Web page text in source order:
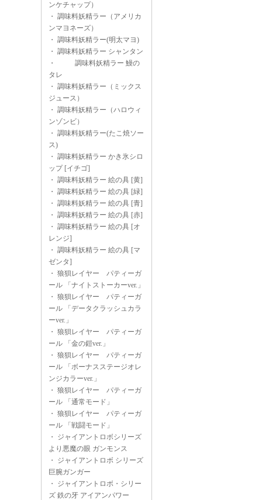
ンケチャップ）
・ 調味料妖精ラー（アメリカ
ンマヨネーズ）
・ 調味料妖精ラー(明太マヨ)
・ 調味料妖精ラー シャンタン
・
調味料妖精ラー 鰻の
タレ
・ 調味料妖精ラー（ミックス
ジュース）
・ 調味料妖精ラー（ハロウィ
ンゾンビ）
・ 調味料妖精ラー(たこ焼ソー
ス)
・ 調味料妖精ラー かき氷シロ
ップ [イチゴ]
・ 調味料妖精ラー 絵の具 [黄]
・ 調味料妖精ラー 絵の具 [緑]
・ 調味料妖精ラー 絵の具 [青]
・ 調味料妖精ラー 絵の具 [赤]
・ 調味料妖精ラー 絵の具 [オ
レンジ]
・ 調味料妖精ラー 絵の具 [マ
ゼンタ]
・ 狼狽レイヤー パティーガ
ール 「ナイトストーカーver.」
・ 狼狽レイヤー パティーガ
ール 「データクラッシュカラ
ーver.」
・ 狼狽レイヤー パティーガ
ール 「金の鎧ver.」
・ 狼狽レイヤー パティーガ
ール 「ボーナスステージオレ
ンジカラーver.」
・ 狼狽レイヤー パティーガ
ール 「通常モード」
・ 狼狽レイヤー パティーガ
ール 「戦闘モード」
・ ジャイアントロボシリーズ
より悪魔の眼 ガンモンス
・ ジャイアントロボ シリーズ
巨腕ガンガー
・ ジャイアントロボ・シリー
ズ 鉄の牙 アイアンパワー